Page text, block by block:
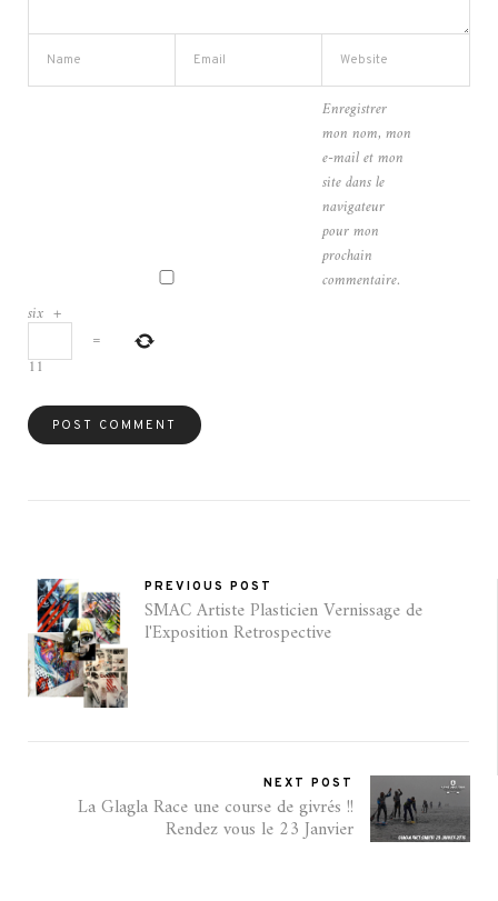
Enregistrer
mon nom, mon
e-mail et mon
site dans le
navigateur
pour mon
prochain
commentaire.
six +
=
11
PREVIOUS POST
SMAC Artiste Plasticien Vernissage de
l'Exposition Retrospective
NEXT POST
La Glagla Race une course de givrés !!
Rendez vous le 23 Janvier